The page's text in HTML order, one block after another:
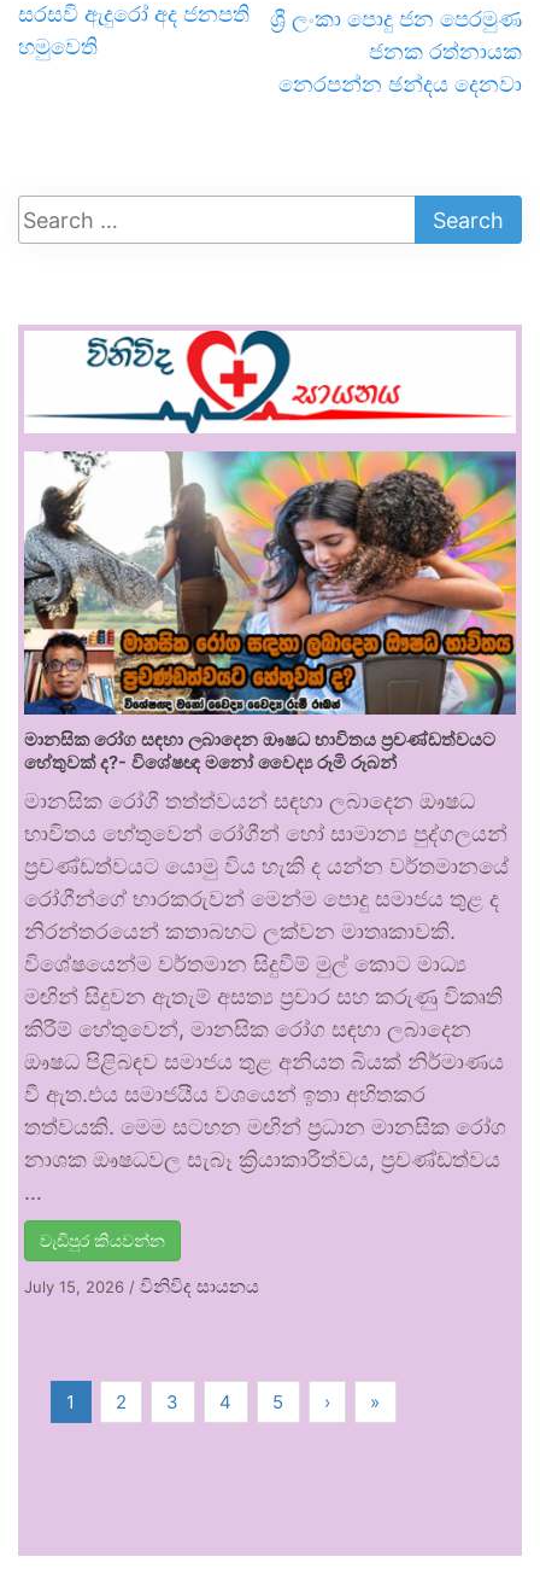
සරසවි ඇදුරෝ අද ජනපති
හමුවෙති
ශ්‍රී ලංකා පොදු ජන පෙරමුණ
ජනක රත්නායක
නෙරපන්න ඡන්දය දෙනවා
මානසික රෝග සඳහා ලබාදෙන ඖෂධ භාවිතය ප්‍රචණ්ඩත්වයට
හේතුවක් ද?- විශේෂඥ මනෝ වෛද්‍ය රූමි රූබන්
මානසික රෝගී තත්ත්වයන් සඳහා ලබාදෙන ඖෂධ
භාවිතය හේතුවෙන් රෝගීන් හෝ සාමාන්‍ය පුද්ගලයන්
ප්‍රචණ්ඩත්වයට යොමු විය හැකි ද යන්න වර්තමානයේ
රෝගීන්ගේ භාරකරුවන් මෙන්ම පොදු සමාජය තුළ ද
නිරන්තරයෙන් කතාබහට ලක්වන මාතෘකාවකි.
විශේෂයෙන්ම වර්තමාන සිදුවීම් මුල් කොට මාධ්‍ය
මඟින් සිදුවන ඇතැම් අසත්‍ය ප්‍රචාර සහ කරුණු විකෘති
කිරීම් හේතුවෙන්, මානසික රෝග සඳහා ලබාදෙන
ඖෂධ පිළිබඳව සමාජය තුළ අනියත බියක් නිර්මාණය
වී ඇත.එය සමාජයීය වශයෙන් ඉතා අහිතකර
තත්වයකි. මෙම සටහන මඟින් ප්‍රධාන මානසික රෝග
නාශක ඖෂධවල සැබෑ ක්‍රියාකාරීත්වය, ප්‍රචණ්ඩත්වය
…
වැඩිපුර කියවන්න
July 15, 2026 / විනිවිද සායනය
1 2 3 4 5 › »